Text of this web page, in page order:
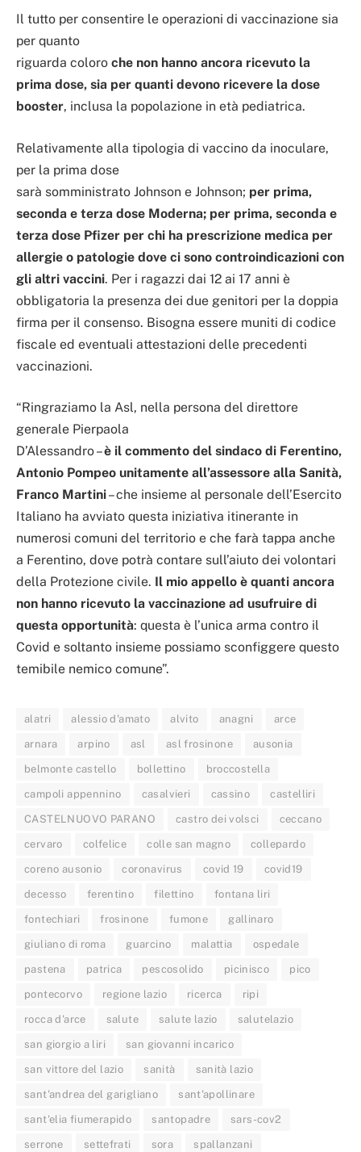
Il tutto per consentire le operazioni di vaccinazione sia
per quanto
riguarda coloro che non hanno ancora ricevuto la
prima dose, sia per quanti devono ricevere la dose
booster, inclusa la popolazione in età pediatrica.
Relativamente alla tipologia di vaccino da inoculare,
per la prima dose
sarà somministrato Johnson e Johnson; per prima,
seconda e terza dose Moderna; per prima, seconda e
terza dose Pfizer per chi ha prescrizione medica per
allergie o patologie dove ci sono controindicazioni con
gli altri vaccini. Per i ragazzi dai 12 ai 17 anni è
obbligatoria la presenza dei due genitori per la doppia
firma per il consenso. Bisogna essere muniti di codice
fiscale ed eventuali attestazioni delle precedenti
vaccinazioni.
“Ringraziamo la Asl, nella persona del direttore
generale Pierpaola
D’Alessandro –è il commento del sindaco di Ferentino,
Antonio Pompeo unitamente all’assessore alla Sanità,
Franco Martini– che insieme al personale dell’Esercito
Italiano ha avviato questa iniziativa itinerante in
numerosi comuni del territorio e che farà tappa anche
a Ferentino, dove potrà contare sull’aiuto dei volontari
della Protezione civile. Il mio appello è quanti ancora
non hanno ricevuto la vaccinazione ad usufruire di
questa opportunità: questa è l’unica arma contro il
Covid e soltanto insieme possiamo sconfiggere questo
temibile nemico comune”.
alatri alessio d'amato alvito anagni arce
arnara arpino asl asl frosinone ausonia
belmonte castello bollettino broccostella
campoli appennino casalvieri cassino castelliri
CASTELNUOVO PARANO castro dei volsci ceccano
cervaro colfelice colle san magno collepardo
coreno ausonio coronavirus covid 19 covid19
decesso ferentino filettino fontana liri
fontechiari frosinone fumone gallinaro
giuliano di roma guarcino malattia ospedale
pastena patrica pescosolido picinisco pico
pontecorvo regione lazio ricerca ripi
rocca d'arce salute salute lazio salutelazio
san giorgio a liri san giovanni incarico
san vittore del lazio sanità sanità lazio
sant'andrea del garigliano sant'apollinare
sant'elia fiumerapido santopadre sars-cov2
serrone settefrati sora spallanzani